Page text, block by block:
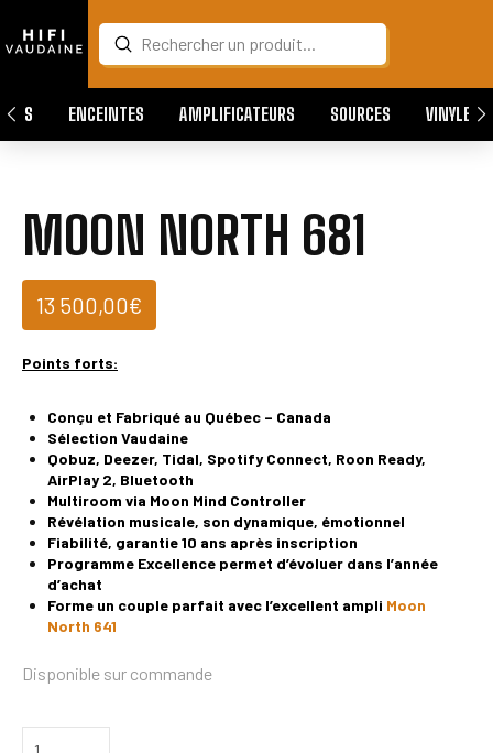
Search
Submit
ENCEINTES AMPLIFICATEURS SOURCES VINYLES
MOON NORTH 681
13 500,00€
Points forts:
Conçu et Fabriqué au Québec – Canada
Sélection Vaudaine
Qobuz, Deezer, Tidal, Spotify Connect, Roon Ready,
AirPlay 2, Bluetooth
Multiroom via Moon Mind Controller
Révélation musicale, son dynamique, émotionnel
Fiabilité, garantie 10 ans après inscription
Programme Excellence permet d’évoluer dans l’année
d’achat
Forme un couple parfait avec l’excellent ampli Moon
North 641
Disponible sur commande
quantité